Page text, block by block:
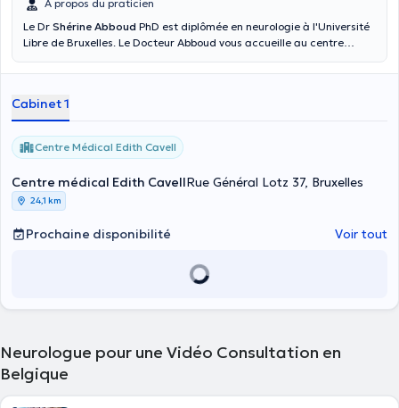
À propos du praticien
Le Dr Shérine Abboud PhD est diplômée en neurologie à l'Université
Libre de Bruxelles. Le Docteur Abboud vous accueille au centre
Marcel Mariën, 21, 1030 Bruxelles et Boulevard du Souverain, 131,
Cabinet 1
Centre Médical Edith Cavell
Centre médical Edith CavellRue Général Lotz 37, Bruxelles
24,1 km
Prochaine disponibilité Voir tout
Neurologue pour une Vidéo Consultation en
Belgique